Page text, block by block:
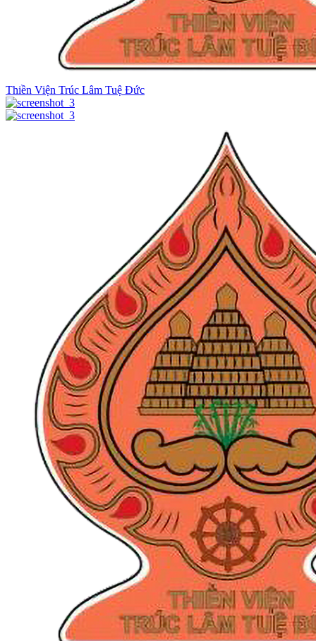
Thiền Viện Trúc Lâm Tuệ Đức